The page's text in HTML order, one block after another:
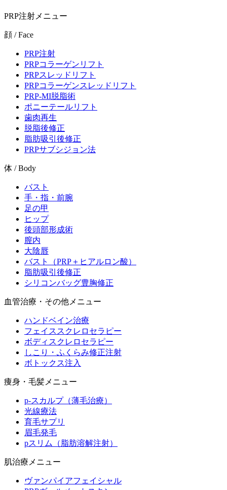
PRP注射メニュー
顔 / Face
PRP注射
PRPコラーゲンリフト
PRPスレッドリフト
PRPコラーゲンスレッドリフト
PRP-MI脱脂術
ポニーテールリフト
歯肉再生
脱脂後修正
脂肪吸引後修正
PRPサブシジョン法
体 / Body
バスト
手・指・前腕
足の甲
ヒップ
後頭部形成術
膣内
大陰唇
バスト（PRP＋ヒアルロン酸）
脂肪吸引後修正
シリコンバッグ豊胸修正
血管治療・その他メニュー
ハンドベイン治療
フェイススクレロセラピー
ボディスクレロセラピー
しこり・ふくらみ修正注射
ボトックス注入
痩身・毛髪メニュー
p-スカルプ（薄毛治療）
光線療法
育毛サプリ
眉毛発毛
pスリム（脂肪溶解注射）
肌治療メニュー
ヴァンパイアフェイシャル